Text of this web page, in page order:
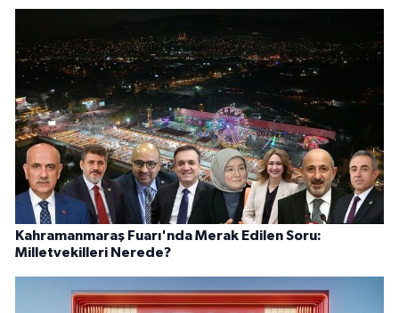
Kahramanmaraş Fuarı'nda Merak Edilen Soru:
Milletvekilleri Nerede?